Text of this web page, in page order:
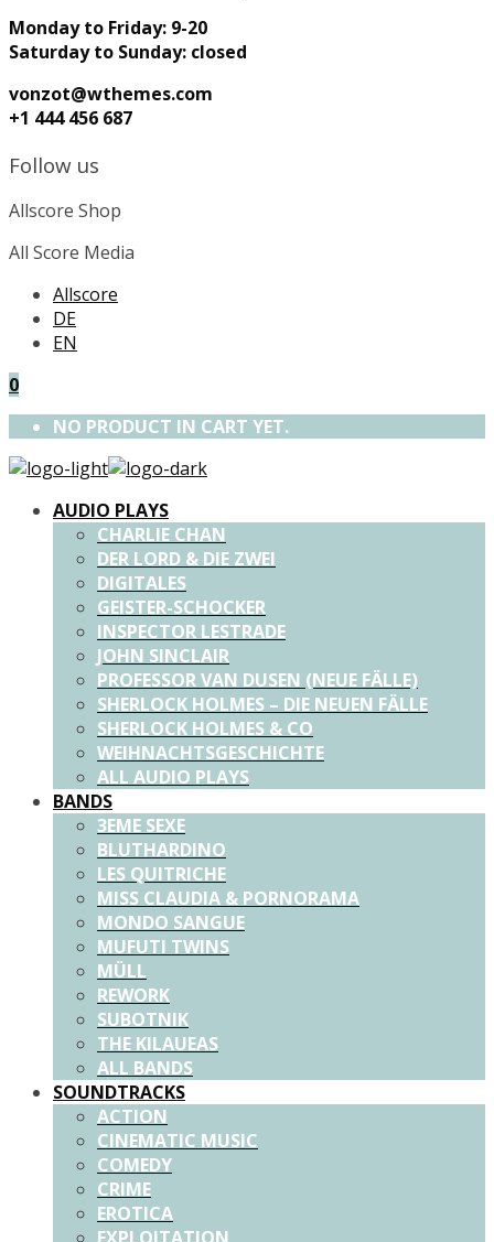
Monday to Friday: 9-20
Saturday to Sunday: closed
vonzot@wthemes.com
+1 444 456 687
Follow us
Allscore Shop
All Score Media
Allscore
DE
EN
0
NO PRODUCT IN CART YET.
AUDIO PLAYS
CHARLIE CHAN
DER LORD & DIE ZWEI
DIGITALES
GEISTER-SCHOCKER
INSPECTOR LESTRADE
JOHN SINCLAIR
PROFESSOR VAN DUSEN (NEUE FÄLLE)
SHERLOCK HOLMES – DIE NEUEN FÄLLE
SHERLOCK HOLMES & CO
WEIHNACHTSGESCHICHTE
ALL AUDIO PLAYS
BANDS
3EME SEXE
BLUTHARDINO
LES QUITRICHE
MISS CLAUDIA & PORNORAMA
MONDO SANGUE
MUFUTI TWINS
MÜLL
REWORK
SUBOTNIK
THE KILAUEAS
ALL BANDS
SOUNDTRACKS
ACTION
CINEMATIC MUSIC
COMEDY
CRIME
EROTICA